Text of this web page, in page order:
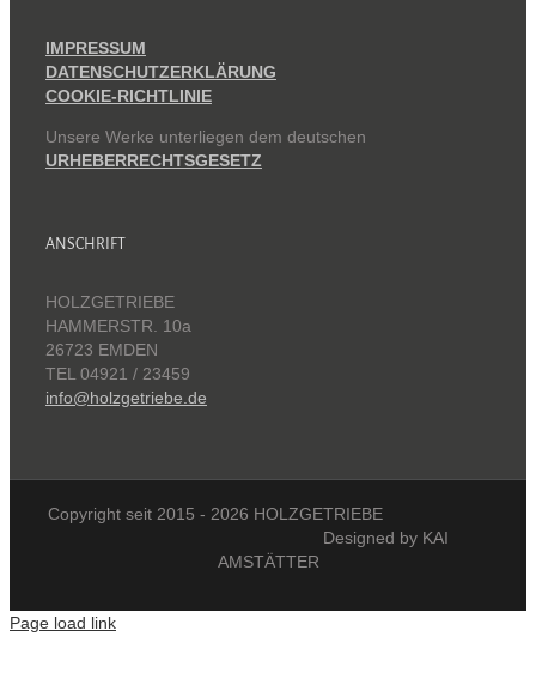
IMPRESSUM
DATENSCHUTZERKLÄRUNG
COOKIE-RICHTLINIE
Unsere Werke unterliegen dem deutschen
URHEBERRECHTSGESETZ
ANSCHRIFT
HOLZGETRIEBE
HAMMERSTR. 10a
26723 EMDEN
TEL 04921 / 23459
info@holzgetriebe.de
Copyright seit 2015 - 2026 HOLZGETRIEBE
Designed by KAI
AMSTÄTTER
Page load link